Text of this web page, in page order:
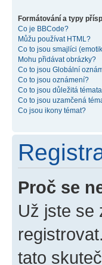
Formátování a typy
Co je BBCode?
Můžu používat HTML?
Co to jsou smajlíci
Mohu přidávat obrázky?
Co to jsou Globální
Co to jsou oznámení?
Co to jsou důležitá
Co to jsou uzamčená
Co jsou ikony témat?
Proč se
Už jste se
tato